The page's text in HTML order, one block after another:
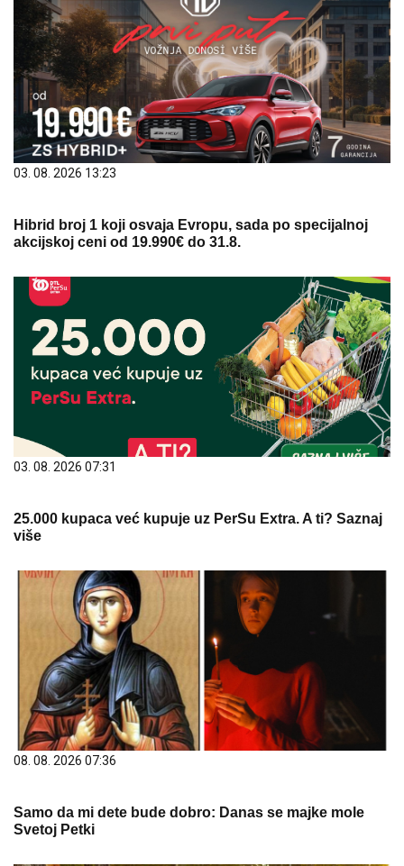
03. 08. 2026 13:23
Hibrid broj 1 koji osvaja Evropu, sada po specijalnoj
akcijskoj ceni od 19.990€ do 31.8.
03. 08. 2026 07:31
25.000 kupaca već kupuje uz PerSu Extra. A ti? Saznaj
više
08. 08. 2026 07:36
Samo da mi dete bude dobro: Danas se majke mole
Svetoj Petki